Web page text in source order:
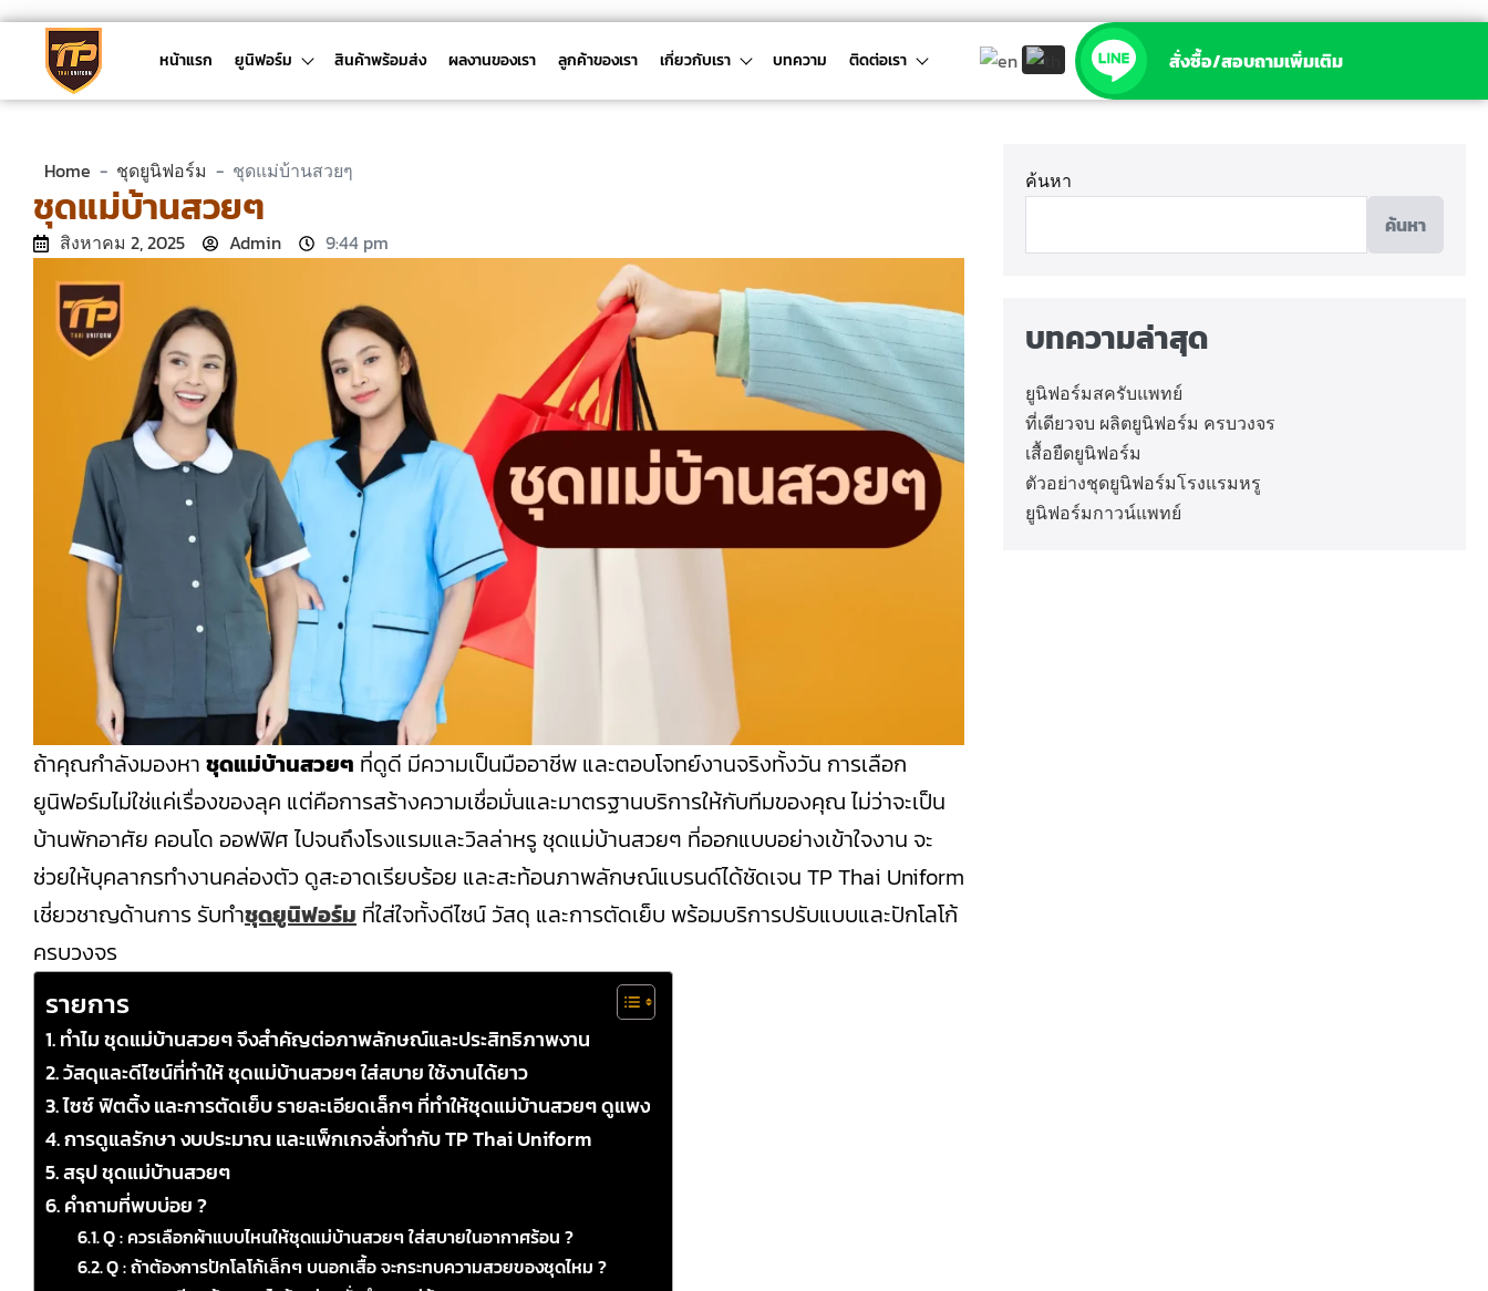
หน้าแรก ยูนิฟอร์ม สินค้าพร้อมส่ง ผลงานของเรา ลูกค้าของเรา เกี่ยวกับเรา บทความ ติดต่อเรา สั่งซื้อ/สอบถามเพิ่มเติม
Home - ชุดยูนิฟอร์ม - ชุดแม่บ้านสวยๆ
ชุดแม่บ้านสวยๆ
สิงหาคม 2, 2025 Admin 9:44 pm
ถ้าคุณกำลังมองหา ชุดแม่บ้านสวยๆ ที่ดูดี มีความเป็นมืออาชีพ และตอบโจทย์งานจริงทั้งวัน การเลือก
ยูนิฟอร์มไม่ใช่แค่เรื่องของลุค แต่คือการสร้างความเชื่อมั่นและมาตรฐานบริการให้กับทีมของคุณ ไม่ว่าจะเป็น
บ้านพักอาศัย คอนโด ออฟฟิศ ไปจนถึงโรงแรมและวิลล่าหรู ชุดแม่บ้านสวยๆ ที่ออกแบบอย่างเข้าใจงาน จะ
ช่วยให้บุคลากรทำงานคล่องตัว ดูสะอาดเรียบร้อย และสะท้อนภาพลักษณ์แบรนด์ได้ชัดเจน TP Thai Uniform
เชี่ยวชาญด้านการ รับทำชุดยูนิฟอร์ม ที่ใส่ใจทั้งดีไซน์ วัสดุ และการตัดเย็บ พร้อมบริการปรับแบบและปักโลโก้
ครบวงจร
รายการ
ทำไม ชุดแม่บ้านสวยๆ จึงสำคัญต่อภาพลักษณ์และประสิทธิภาพงาน
วัสดุและดีไซน์ที่ทำให้ ชุดแม่บ้านสวยๆ ใส่สบาย ใช้งานได้ยาว
ไซซ์ ฟิตติ้ง และการตัดเย็บ รายละเอียดเล็กๆ ที่ทำให้ชุดแม่บ้านสวยๆ ดูแพง
การดูแลรักษา งบประมาณ และแพ็กเกจสั่งทำกับ TP Thai Uniform
สรุป ชุดแม่บ้านสวยๆ
คำถามที่พบบ่อย ?
Q : ควรเลือกผ้าแบบไหนให้ชุดแม่บ้านสวยๆ ใส่สบายในอากาศร้อน ?
Q : ถ้าต้องการปักโลโก้เล็กๆ บนอกเสื้อ จะกระทบความสวยของชุดไหม ?
ค้นหา
ค้นหา
บทความล่าสุด
ยูนิฟอร์มสครับแพทย์
ที่เดียวจบ ผลิตยูนิฟอร์ม ครบวงจร
เสื้อยืดยูนิฟอร์ม
ตัวอย่างชุดยูนิฟอร์มโรงแรมหรู
ยูนิฟอร์มกาวน์แพทย์